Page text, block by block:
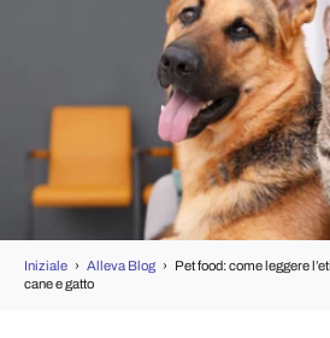
Iniziale › Alleva Blog › Pet food: come leggere
cane e gatto